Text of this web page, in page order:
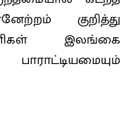
குறித்து
இலங்கை